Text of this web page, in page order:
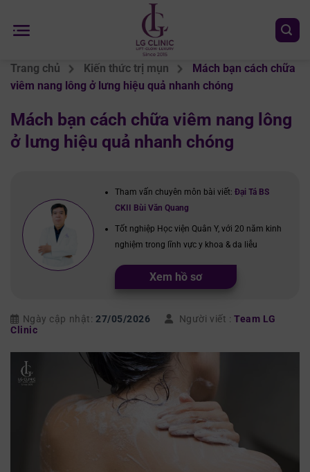
đến
Trang chủ Kiến thức trị mụn
Mách bạn cách chữa
viêm nang lông ở lưng hiệu quả nhanh chóng
Mách bạn cách chữa viêm nang lông
ở lưng hiệu quả nhanh chóng
Tham vấn chuyên môn bài viết: Đại Tá BS
CKII Bùi Văn Quang
Tốt nghiệp Học viện Quân Y, với 20 năm kinh
nghiệm trong lĩnh vực y khoa & da liễu
Xem hồ sơ
Ngày cập nhật: 27/05/2026 Người viết : Team LG
Clinic